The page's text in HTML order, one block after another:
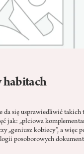
habitach
da się usprawiedliwić takich
jak: „płciowa
„geniusz kobiecy”, a więc
posoborowych